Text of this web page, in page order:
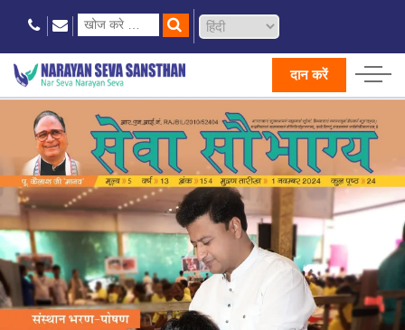
दान करें